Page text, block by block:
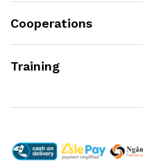
Cooperations
Training